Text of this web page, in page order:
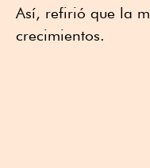
Así, refirió que la
crecimientos.